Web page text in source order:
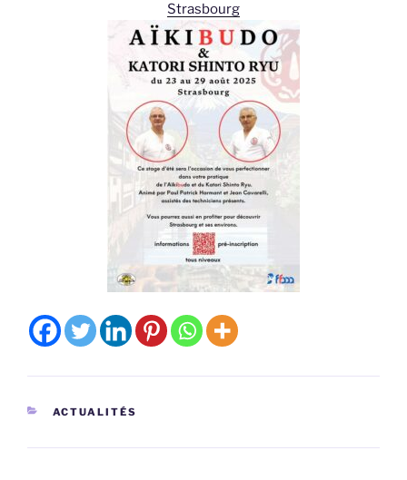
Strasbourg
CATÉGORIES
ACTUALITÉS